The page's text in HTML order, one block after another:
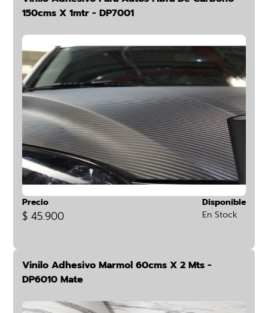
150cms X 1mtr - DP7001
Precio
$ 45.900
Disponible
En Stock
Vinilo Adhesivo Marmol 60cms X 2 Mts -
DP6010 Mate